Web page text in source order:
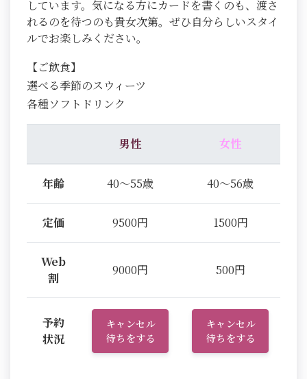
しています。気になる方にカードを書くのも、渡さ
れるのを待つのも貴女次第。ぜひ自分らしいスタイ
ルでお楽しみください。
【ご飲食】
選べる季節のスウィーツ
各種ソフトドリンク
男性 女性
年齢 40～55歳 40～56歳
定価 9500円 1500円
Web
割
9000円 500円
予約
状況
キャンセル
待ちをする
キャンセル
待ちをする